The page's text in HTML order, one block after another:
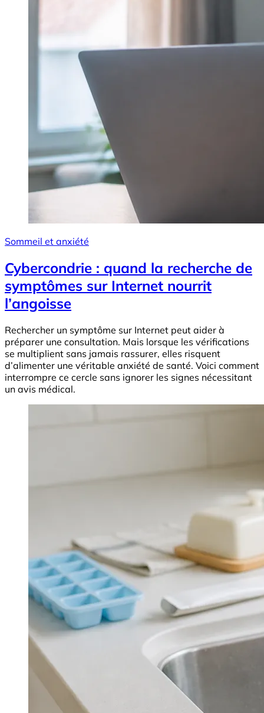
Sommeil et anxiété
Cybercondrie : quand la recherche de
symptômes sur Internet nourrit
l’angoisse
Rechercher un symptôme sur Internet peut aider à
préparer une consultation. Mais lorsque les vérifications
se multiplient sans jamais rassurer, elles risquent
d’alimenter une véritable anxiété de santé. Voici comment
interrompre ce cercle sans ignorer les signes nécessitant
un avis médical.